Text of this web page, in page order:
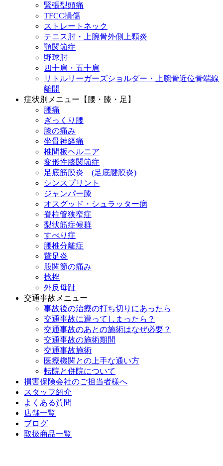
緊張型頭痛
TFCC損傷
ストレートネック
テニス肘・上腕骨外側上顆炎
顎関節症
野球肘
四十肩・五十肩
リトルリーガーズショルダー・上腕骨近位骨端線
離開
症状別メニュー【腰・膝・足】
腰痛
ぎっくり腰
膝の痛み
坐骨神経痛
椎間板ヘルニア
変形性膝関節症
足底筋膜炎 (足底腱膜炎)
シンスプリント
ジャンパー膝
オスグッド・シュラッター病
脊柱管狭窄症
梨状筋症候群
すべり症
腰椎分離症
鵞足炎
股関節の痛み
捻挫
外反母趾
交通事故メニュー
事故後の治療の打ち切りにあったら
交通事故に遭ってしまったら？
交通事故のあとの施術はなぜ必要？
交通事故の施術期間
交通事故施術
医療機関との上手な通い方
転院と併院について
損害保険会社のご担当者様へ
スタッフ紹介
よくある質問
店舗一覧
ブログ
取扱商品一覧